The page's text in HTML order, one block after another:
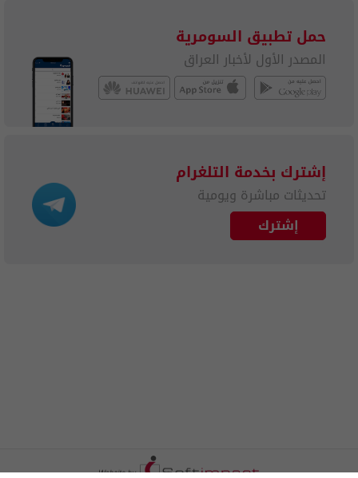
حمل تطبيق السومرية
المصدر الأول لأخبار العراق
إشترك بخدمة التلغرام
تحديثات مباشرة ويومية
إشترك